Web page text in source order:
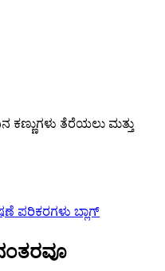
ಕಣ್ಣುಗಳು ತೆರೆಯಲು ಮತ್ತು
ಪರಿಕರಗಳು ಬ್ಲಾಗ್